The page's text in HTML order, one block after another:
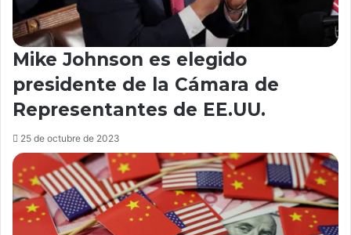
Mike Johnson es elegido
presidente de la Cámara de
Representantes de EE.UU.
25 de octubre de 2023